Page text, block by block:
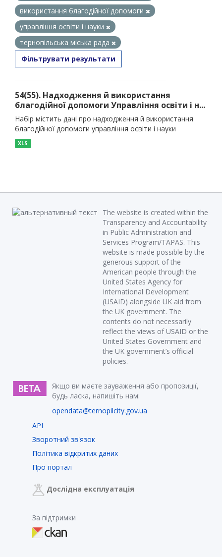
використання благодійної допомоги
управління освіти і науки
тернопільська міська рада
Фільтрувати результати
54(55). Надходження й використання
благодійної допомоги Управління освіти і н...
Набір містить дані про надходження й використання
благодійної допомоги управління освіти і науки
XLS
The website is created within the
Transparency and Accountability
in Public Administration and
Services Program/TAPAS. This
website is made possible by the
generous support of the
American people through the
United States Agency for
International Development
(USAID) alongside UK aid from
the UK government. The
contents do not necessarily
reflect the views of USAID or the
United States Government and
the UK government’s official
policies.
Якщо ви маєте зауваження або пропозиції,
будь ласка, напишіть нам:
opendata@ternopilcity.gov.ua
API
Зворотний зв'язок
Політика відкритих даних
Про портал
Дослідна експлуатація
За підтримки